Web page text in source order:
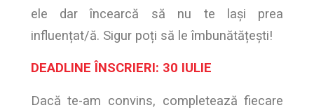
ele dar încearcă să nu te lași prea
influențat/ă. Sigur poți să le îmbunătățești!
DEADLINE ÎNSCRIERI: 30 IULIE
Dacă te-am convins, completează fiecare